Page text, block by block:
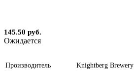
145.50 руб.
Ожидается
Производитель
Knightberg Brewery